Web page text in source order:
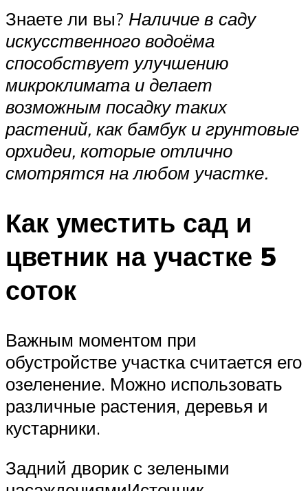
Знаете ли вы? Наличие в саду
искусственного водоёма
способствует улучшению
микроклимата и делает
возможным посадку таких
растений, как бамбук и грунтовые
орхидеи, которые отлично
смотрятся на любом участке.
Как уместить сад и
цветник на участке 5
соток
Важным моментом при
обустройстве участка считается его
озеленение. Можно использовать
различные растения, деревья и
кустарники.
Задний дворик с зелеными